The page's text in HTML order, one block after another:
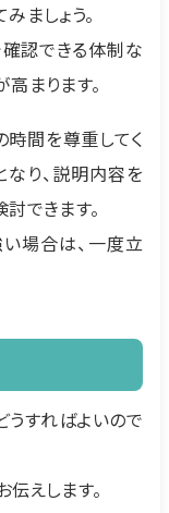
ましょう。
認できる体制な
まります。
時間を尊重してく
り、説明内容を
できます。
場合は、一度立
うすればよいので
えします。